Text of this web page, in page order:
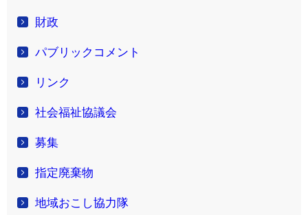
財政
パブリックコメント
リンク
社会福祉協議会
募集
指定廃棄物
地域おこし協力隊